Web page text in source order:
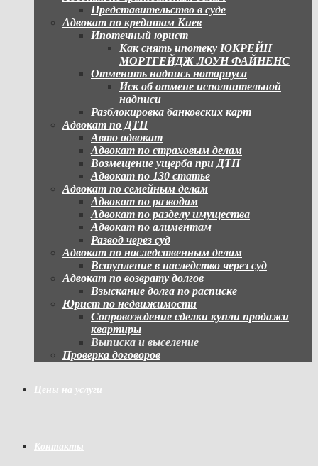
Представительство в суде
Адвокат по кредитам Киев
Ипотечный юрист
Как снять ипотеку ЮКРЕЙН
МОРТГЕЙДЖ ЛОУН ФАЙНЕНС
Отменить надпись нотариуса
Иск об отмене исполнительной
надписи
Разблокировка банковских карт
Адвокат по ДТП
Авто адвокат
Адвокат по страховым делам
Возмещение ущерба при ДТП
Адвокат по 130 статье
Адвокат по семейным делам
Адвокат по разводам
Адвокат по разделу имущества
Адвокат по алиментам
Развод через суд
Адвокат по наследственным делам
Вступление в наследство через суд
Адвокат по возврату долгов
Взыскание долга по расписке
Юрист по недвижимости
Сопровождение сделки купли продажи
квартиры
Выписка и выселение
Проверка договоров
Цены на услуги
Контакты